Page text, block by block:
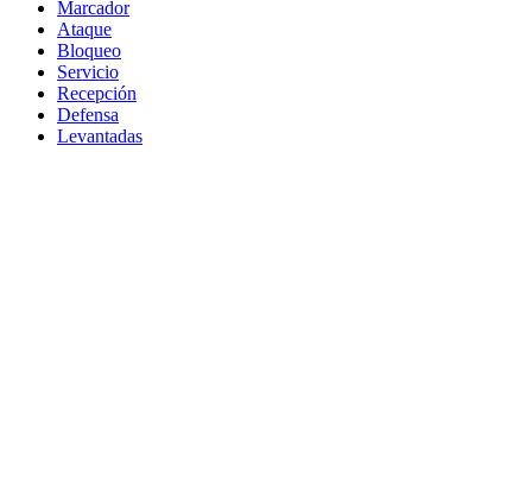
Marcador
Ataque
Bloqueo
Servicio
Recepción
Defensa
Levantadas